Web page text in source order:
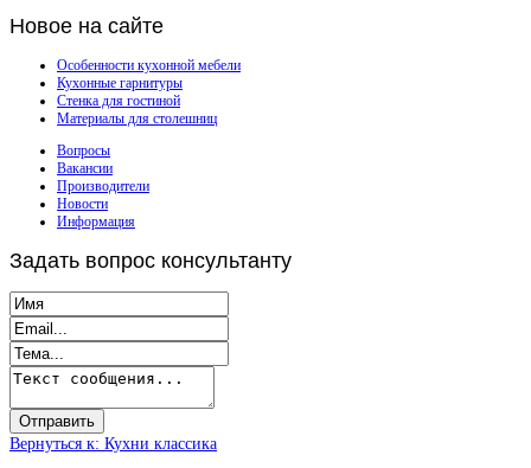
Новое на сайте
Особенности кухонной мебели
Кухонные гарнитуры
Стенка для гостиной
Материалы для столешниц
Вопросы
Вакансии
Производители
Новости
Информация
Задать вопрос консультанту
Вернуться к: Кухни классика